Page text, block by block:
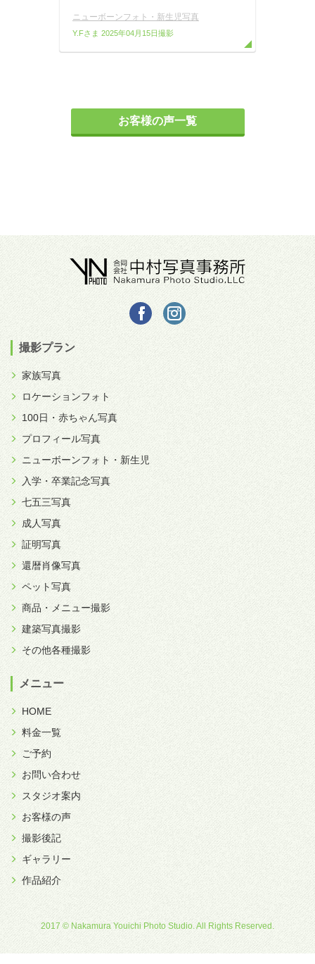
ニューボーンフォト・新生児写真
Y.Fさま 2025年04月15日撮影
お客様の声一覧
撮影プラン
家族写真
ロケーションフォト
100日・赤ちゃん写真
プロフィール写真
ニューボーンフォト・新生児
入学・卒業記念写真
七五三写真
成人写真
証明写真
還暦肖像写真
ペット写真
商品・メニュー撮影
建築写真撮影
その他各種撮影
メニュー
HOME
料金一覧
ご予約
お問い合わせ
スタジオ案内
お客様の声
撮影後記
ギャラリー
作品紹介
2017 © Nakamura Youichi Photo Studio. All Rights Reserved.